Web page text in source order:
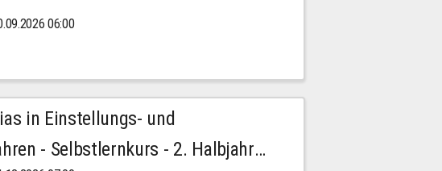
06:00
in Einstellungs- und
- Selbstlernkurs - 2. Halbjahr